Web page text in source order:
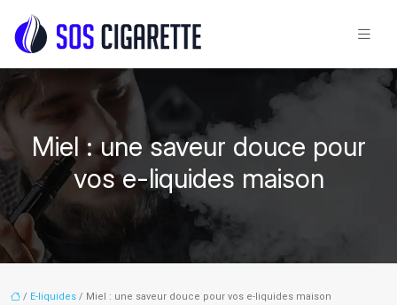
Miel : une saveur douce pour
vos e-liquides maison
/ E-liquides / Miel : une saveur douce pour vos e-liquides maison